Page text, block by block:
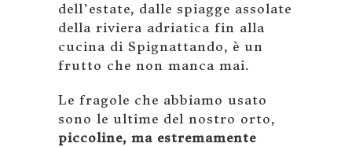
dell’estate, dalle spiagge assolate
della riviera adriatica fin alla
cucina di Spignattando, è un
frutto che non manca mai.
Le fragole che abbiamo usato
sono le ultime del nostro orto,
piccoline, ma estremamente